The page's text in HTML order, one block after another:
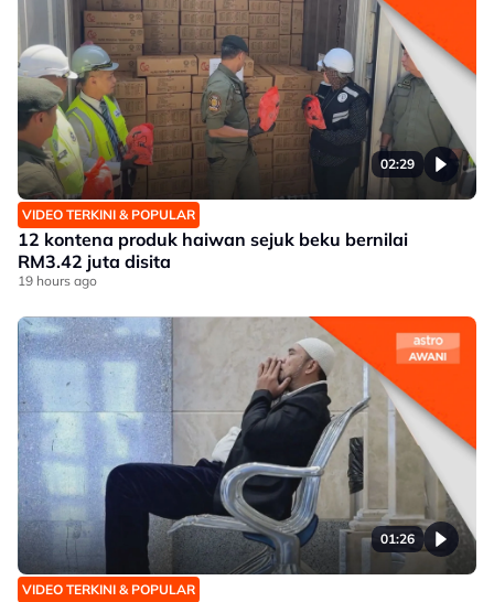
02:29
VIDEO TERKINI & POPULAR
12 kontena produk haiwan sejuk beku bernilai
RM3.42 juta disita
19 hours ago
01:26
VIDEO TERKINI & POPULAR